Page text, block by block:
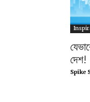
দেশ!
Spike